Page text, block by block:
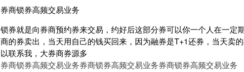
券商锁券高频交易业务
锁券就是向券商预约券来交易，约好后这部分券可以你一个人在一定
商的券卖出，当天用自己的钱买回来，因为融券是T+1还券，当天卖
以联系我，大券商券源多
券商锁券高频交易业务券商锁券高频交易业务券商锁券高频交易业务